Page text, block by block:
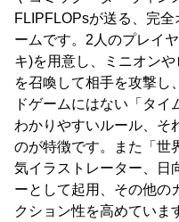
FLIPFLOPsが送る、完
ームです。2人のプレイ
キ)を用意し、ミニオン
を召喚して相手を攻撃し
ドゲームにはない「タイ
わかりやすいルール、そ
のが特徴です。また「世
気イラストレーター、日
ーとして起用、その他の
クション性を高めていま